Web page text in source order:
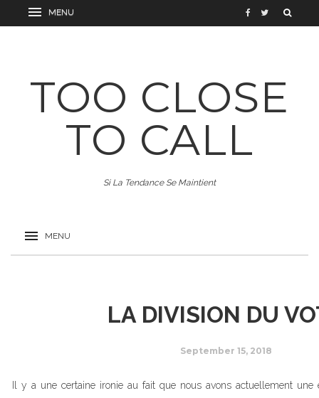
TOO CLOSE
TO CALL
Si La Tendance Se Maintient
LA DIVISION DU
September 15, 2018
Il y a une certaine ironie au fait que nous avons actuellement